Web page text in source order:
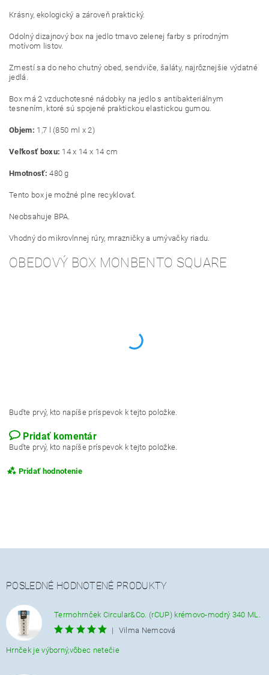
Krásny, ekologický a zároveň praktický.
Odolný dizajnový box na jedlo tmavo zelenej farby s prírodným
motívom listov.
Zmestí sa do neho chutný obed, sendviče, šaláty, najrôznejšie výdatné
jedlá.
Box má 2 vzduchotesné nádobky na jedlo s antibakteriálnym
tesnením, ktoré sú spojené praktickou elastickou gumou.
Objem: 1,7 l (850 ml x 2)
Veľkosť boxu: 14 x 14 x 14 cm
Hmotnosť: 480 g
Tento box je možné plne recyklovať.
Neobsahuje BPA.
Vhodný do mikrovlnnej rúry, mrazničky a umývačky riadu.
OBEDOVÝ BOX MONBENTO SQUARE
Buďte prvý, kto napíše príspevok k tejto položke.
Pridať komentár
Buďte prvý, kto napíše príspevok k tejto položke.
Pridať hodnotenie
POSLEDNÉ HODNOTENÉ PRODUKTY
Termohrnček Circular&Co. (rCUP) krémovo-modrý 340 ML.
|
Vilma Nemcová
Hrnček je výborný,vôbec netečie